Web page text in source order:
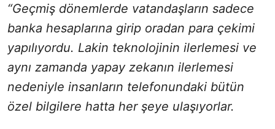
“Geçmiş dönemlerde vatandaşların sadece
banka hesaplarına girip oradan para çekimi
yapılıyordu. Lakin teknolojinin ilerlemesi ve
aynı zamanda yapay zekanın ilerlemesi
nedeniyle insanların telefonundaki bütün
özel bilgilere hatta her şeye ulaşıyorlar.